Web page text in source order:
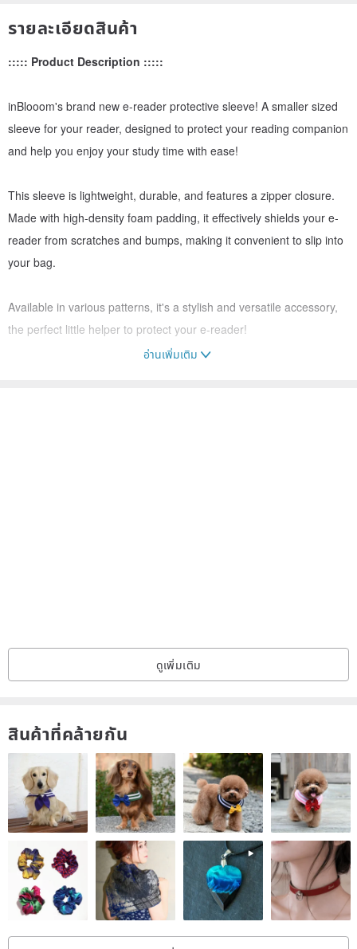
รายละเอียดสินค้า
::::: Product Description :::::
inBlooom's brand new e-reader protective sleeve! A smaller sized
sleeve for your reader, designed to protect your reading companion
and help you enjoy your study time with ease!
This sleeve is lightweight, durable, and features a zipper closure.
Made with high-density foam padding, it effectively shields your e-
reader from scratches and bumps, making it convenient to slip into
your bag.
Available in various patterns, it's a stylish and versatile accessory,
the perfect little helper to protect your e-reader!
อ่านเพิ่มเติม
ดูเพิ่มเติม
สินค้าที่คล้ายกัน